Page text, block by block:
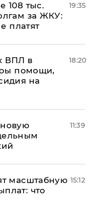
108 тыс.
за ЖКУ:
платят
19:35
ВПЛ в
помощи,
на
18:20
11:39
масштабную
что
15:12